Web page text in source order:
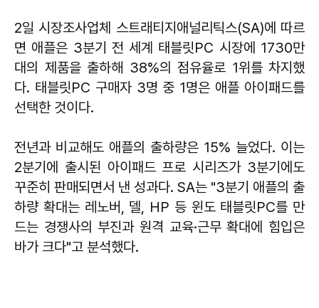
2일 시장조사업체 스트래티지애널리틱스(SA)에 따르
면 애플은 3분기 전 세계 태블릿PC 시장에 1730만
대의 제품을 출하해 38%의 점유율로 1위를 차지했
다. 태블릿PC 구매자 3명 중 1명은 애플 아이패드를
선택한 것이다.
전년과 비교해도 애플의 출하량은 15% 늘었다. 이는
2분기에 출시된 아이패드 프로 시리즈가 3분기에도
꾸준히 판매되면서 낸 성과다. SA는 "3분기 애플의 출
하량 확대는 레노버, 델, HP 등 윈도 태블릿PC를 만
드는 경쟁사의 부진과 원격 교육·근무 확대에 힘입은
바가 크다"고 분석했다.